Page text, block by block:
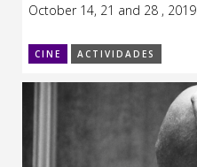
October 14, 21 and 28 , 2019.
CINE ACTIVIDADES